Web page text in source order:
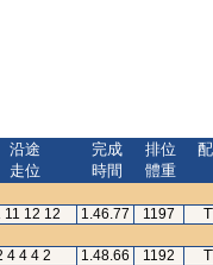
沿途
走位
完成
時間
排位
體重
11 12 12 1.46.77 1197
4 4 4 2 1.48.66 1192